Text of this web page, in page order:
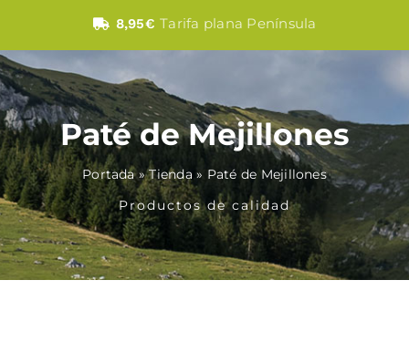
Dulces
Fabada
Embutidos
Bebidas
8,95€Tarifa plana Península
Paté de Mejillones
Portada»Tienda » Paté de Mejillones
Productos de calidad